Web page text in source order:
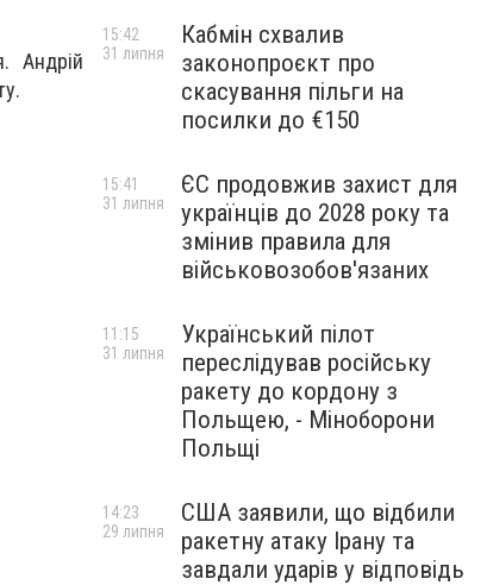
Андрій
Кабмін схвалив
законопроєкт про
скасування пільги на
посилки до €150
15:42
31 липня
ЄС продовжив захист для
українців до 2028 року та
змінив правила для
військовозобов'язаних
15:41
31 липня
Український пілот
переслідував російську
ракету до кордону з
Польщею, - Міноборони
Польщі
11:15
31 липня
США заявили, що відбили
ракетну атаку Ірану та
завдали ударів у відповідь
14:23
29 липня